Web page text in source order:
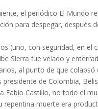
el periódico El Mundo
para despegar, después
(uno, con seguridad, en el
Sierra fue velado y
al punto de que
de Colombia,
Fabio Castillo, no todo el
muerte era